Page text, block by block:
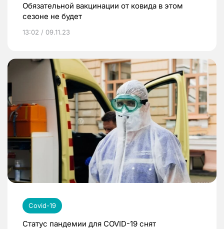
Обязательной вакцинации от ковида в этом
сезоне не будет
13:02 / 09.11.23
Covid-19
Статус пандемии для COVID-19 снят